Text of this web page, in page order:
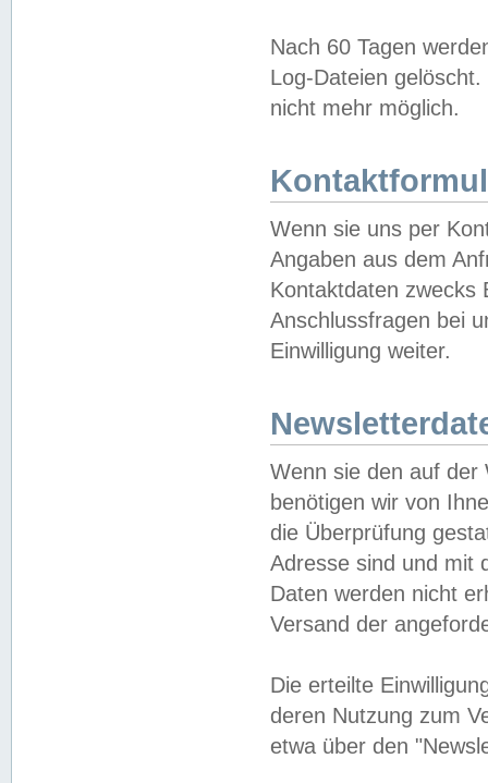
Nach 60 Tagen
Log-Dateien
nicht mehr möglich.
Wenn sie uns per
Angaben aus dem
Kontaktdaten zwecks
Anschlussfragen bei
Einwilligung weiter.
Wenn sie den auf der
benötigen wir von
die Überprüfung
Adresse sind und mit
Daten werden nicht
Versand der
Die erteilte
deren Nutzung zum
etwa über den